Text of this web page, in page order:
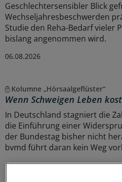
Geschlechtersensibler Blick
Wechseljahresbeschwerden
Studie den Reha-Bedarf vieler
bislang angenommen wird.
06.08.2026
Kolumne „Hörsaalgeflüster“
Wenn Schweigen Leben
In Deutschland stagniert die
die Einführung einer
der Bundestag bisher nicht
bvmd führt daran kein Weg
06.08.2026